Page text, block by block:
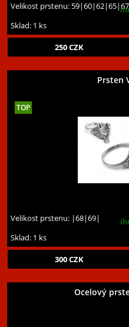
Velikost prstenu:
Sklad: 1 ks
250CZK
Prsten
Velikost prstenu: |68|69|
Sklad: 1 ks
300CZK
Ocelový